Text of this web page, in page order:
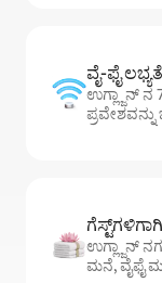
ವೈ-ಫೈ ಲಭ್ಯತೆ
ಉಗ್ಲ್ಜಾನ್ ನ
ಉಗ್ಲ್ಜಾನ್
ಮನೆ, ವೈಫೈ